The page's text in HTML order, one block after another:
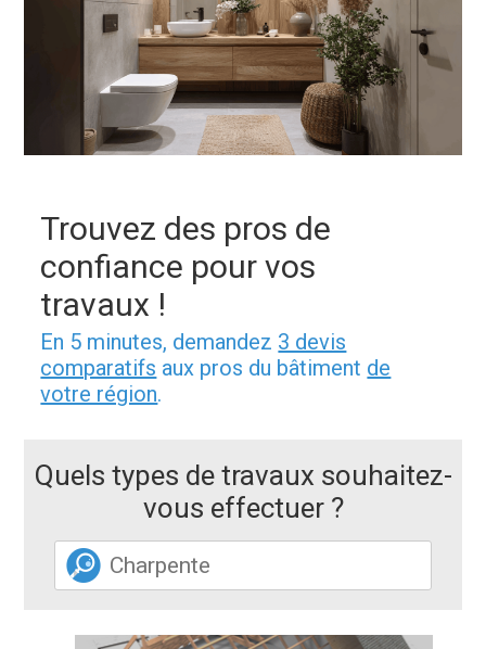
Trouvez des pros de
confiance pour vos
travaux !
En 5 minutes, demandez 3 devis
comparatifs aux pros du bâtiment de
votre région.
Quels types de travaux souhaitez-
vous effectuer ?